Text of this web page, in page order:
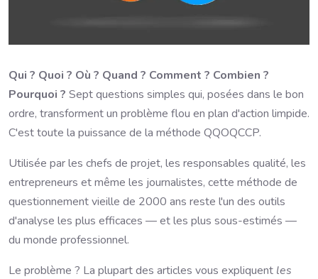
Qui ? Quoi ? Où ? Quand ? Comment ? Combien ?
Pourquoi ? Sept questions simples qui, posées dans le bon
ordre, transforment un problème flou en plan d'action limpide.
C'est toute la puissance de la méthode QQOQCCP.
Utilisée par les chefs de projet, les responsables qualité, les
entrepreneurs et même les journalistes, cette méthode de
questionnement vieille de 2000 ans reste l'un des outils
d'analyse les plus efficaces — et les plus sous-estimés —
du monde professionnel.
Le problème ? La plupart des articles vous expliquent les